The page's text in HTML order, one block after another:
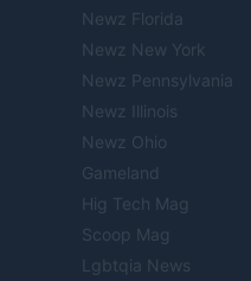
Newz Florida
Newz New York
Newz Pennsylvania
Newz Illinois
Newz Ohio
Gameland
Hig Tech Mag
Scoop Mag
Lgbtqia News